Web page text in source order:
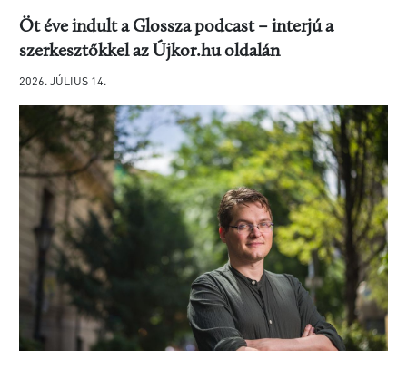
Öt éve indult a Glossza podcast – interjú a
szerkesztőkkel az Újkor.hu oldalán
2026. JÚLIUS 14.